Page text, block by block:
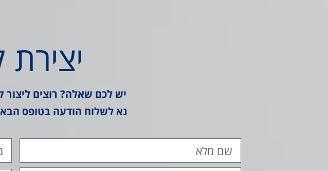
יש לכם שאלה? רוצים ליצור
נא לשלוח הודעה בטופס